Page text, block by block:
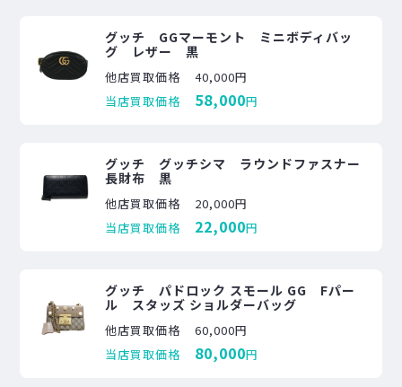
グッチ GGマーモント ミニボディバッ
グ レザー 黒
他店買取価格
40,000円
当店買取価格
58,000円
グッチ グッチシマ ラウンドファスナー
長財布 黒
他店買取価格
20,000円
当店買取価格
22,000円
グッチ パドロック スモール GG Fパー
ル スタッズ ショルダーバッグ
他店買取価格
60,000円
当店買取価格
80,000円